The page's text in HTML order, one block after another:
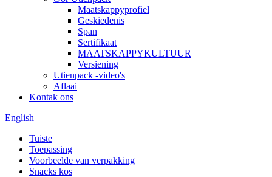
Maatskappyprofiel
Geskiedenis
Span
Sertifikaat
MAATSKAPPYKULTUUR
Versiening
Utienpack -video's
Aflaai
Kontak ons
English
Tuiste
Toepassing
Voorbeelde van verpakking
Snacks kos